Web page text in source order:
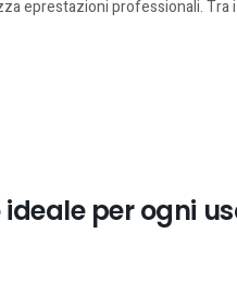
eprestazioni professionali. Tra
per ogni